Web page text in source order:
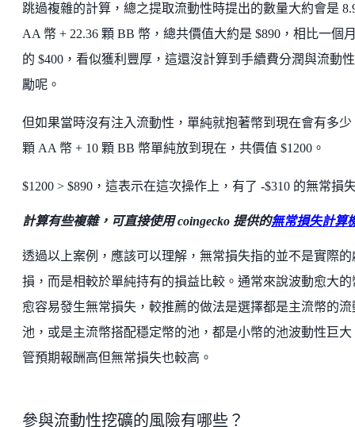
跳過複雜的計算，總之提取流動性時提出的數量大約會是
AA 幣 + 22.36 顆 BB 幣，總共價值大約是 $890，相比一個
的 $400，看似獲利豐厚，這還沒計算到手續費分潤與流動
勵呢。
但如果當時沒有注入流動性，單純就抱著幣到現在會有多少
顆 AA 幣 + 10 顆 BB 幣單純放到現在，共價值 $1200。
$1200 > $890，這表示在這次操作上，有了 -$310 的無常損
計算有些複雜，可直接使用 coingecko 提供的無常損失計算
透過以上案例，應該可以理解，無常損失指的並不是實際的
損，而是相較於單純持有的損益比較。通常來說波動愈大的
愈容易發生無常損失，較推薦的做法是選擇都是主流幣的流
池，或是主流幣搭配穩定幣的池，都是小幣的池波動性巨大
管預期報酬高但無常損失也較高。
參與流動性挖礦的風險有哪些？